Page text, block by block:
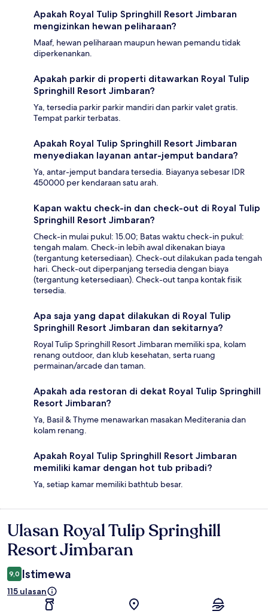
Apakah Royal Tulip Springhill Resort Jimbaran
mengizinkan hewan peliharaan?
Maaf, hewan peliharaan maupun hewan pemandu tidak
diperkenankan.
Apakah parkir di properti ditawarkan Royal Tulip
Springhill Resort Jimbaran?
Ya, tersedia parkir parkir mandiri dan parkir valet gratis.
Tempat parkir terbatas.
Apakah Royal Tulip Springhill Resort Jimbaran
menyediakan layanan antar-jemput bandara?
Ya, antar-jemput bandara tersedia. Biayanya sebesar IDR
450000 per kendaraan satu arah.
Kapan waktu check-in dan check-out di Royal Tulip
Springhill Resort Jimbaran?
Check-in mulai pukul: 15.00; Batas waktu check-in pukul:
tengah malam. Check-in lebih awal dikenakan biaya
(tergantung ketersediaan). Check-out dilakukan pada tengah
hari. Check-out diperpanjang tersedia dengan biaya
(tergantung ketersediaan). Check-out tanpa kontak fisik
tersedia.
Apa saja yang dapat dilakukan di Royal Tulip
Springhill Resort Jimbaran dan sekitarnya?
Royal Tulip Springhill Resort Jimbaran memiliki spa, kolam
renang outdoor, dan klub kesehatan, serta ruang
permainan/arcade dan taman.
Apakah ada restoran di dekat Royal Tulip Springhill
Resort Jimbaran?
Ya, Basil & Thyme menawarkan masakan Mediterania dan
kolam renang.
Apakah Royal Tulip Springhill Resort Jimbaran
memiliki kamar dengan hot tub pribadi?
Ya, setiap kamar memiliki bathtub besar.
Ulasan
Ulasan Royal Tulip Springhill
Resort Jimbaran
9,0 Istimewa
115 ulasan